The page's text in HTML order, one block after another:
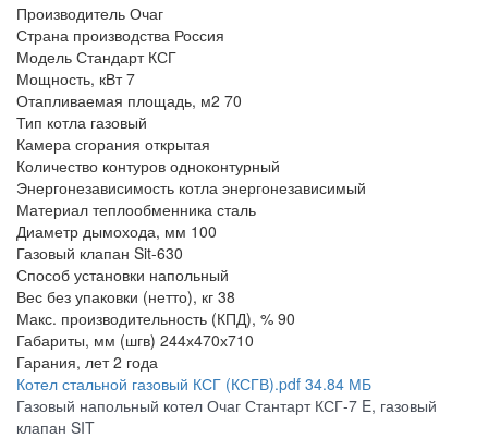
Производитель Очаг
Страна производства Россия
Модель Стандарт КСГ
Мощность, кВт 7
Отапливаемая площадь, м2 70
Тип котла газовый
Камера сгорания открытая
Количество контуров одноконтурный
Энергонезависимость котла энергонезависимый
Материал теплообменника сталь
Диаметр дымохода, мм 100
Газовый клапан Sit-630
Способ установки напольный
Вес без упаковки (нетто), кг 38
Макс. производительность (КПД), % 90
Габариты, мм (шгв) 244х470х710
Гарания, лет 2 года
Котел стальной газовый КСГ (КСГВ).pdf 34.84 МБ
Газовый напольный котел Очаг Стантарт КСГ-7 E, газовый
клапан SIT